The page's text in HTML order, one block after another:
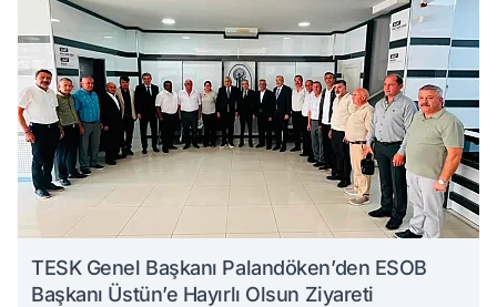
TESK Genel Başkanı Palandöken’den ESOB
Başkanı Üstün’e Hayırlı Olsun Ziyareti